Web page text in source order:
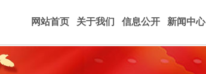
网站首页 关于我们 信息公开 新闻中心